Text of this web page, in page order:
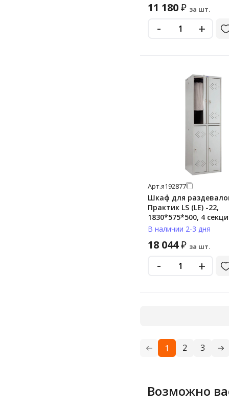
11 180₽ за шт.
- +
Арт.я192877
Шкаф для
Практик LS (LE) -22,
1830*575*500, 4
В наличии 2-3 дня
18 044₽ за шт.
- +
1 2 3
Возможно